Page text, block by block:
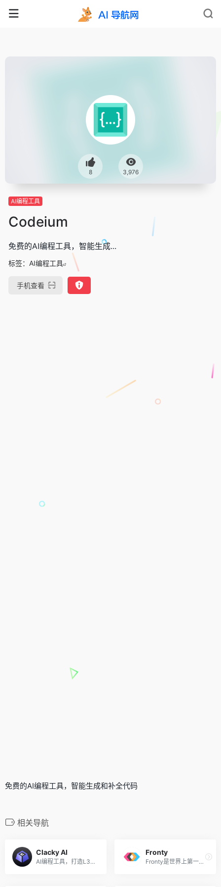
8 3,976
AI编程工具
Codeium
免费的AI编程工具，智能生成...
标签： AI编程工具
手机查看
免费的AI编程工具，智能生成和补全代码
相关导航
Clacky AI
AI编程工具，打造L3级的Codin...
Fronty
Fronty是世界上第一个由 AI ...